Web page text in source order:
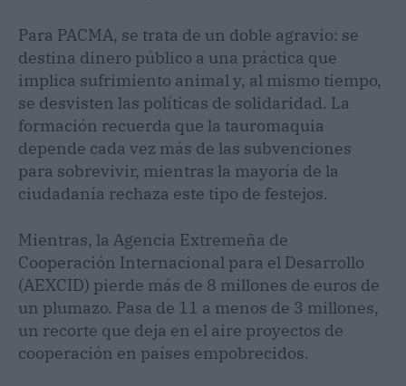
Para PACMA, se trata de un doble agravio: se
destina dinero público a una práctica que
implica sufrimiento animal y, al mismo tiempo,
se desvisten las políticas de solidaridad. La
formación recuerda que la tauromaquia
depende cada vez más de las subvenciones
para sobrevivir, mientras la mayoría de la
ciudadanía rechaza este tipo de festejos.
Mientras, la Agencia Extremeña de
Cooperación Internacional para el Desarrollo
(AEXCID) pierde más de 8 millones de euros de
un plumazo. Pasa de 11 a menos de 3 millones,
un recorte que deja en el aire proyectos de
cooperación en países empobrecidos.